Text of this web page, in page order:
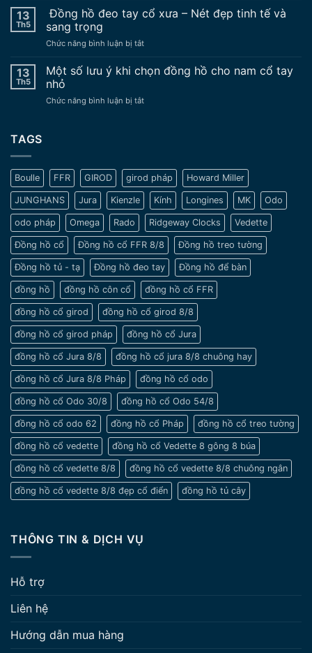
dụng
nâng
chế
hồ
Mido
tay
Vẻ
Đẹp
Tồn
13
Th5
Đồng hồ đeo tay cổ xưa – Nét đẹp tinh tế và
sang trọng
Chức năng bình luận bị tắtở
đeo
cổ
tế
và
sang
trọng
13
Th5
Một số lưu ý khi chọn đồng hồ cho nam cổ tay
nhỏ
Chức năng bình luận bị tắtở
chọn
đồng
hồ
cho
nam
cổ
tay
nhỏ
TAGS
Boulle FFR GIROD girod pháp Howard Miller
JUNGHANS Jura Kienzle Kính Longines MK Odo
odo pháp Omega Rado Ridgeway Clocks Vedette
Đồng hồ cổ Đồng hồ cổ FFR 8/8 Đồng hồ treo tường
Đồng hồ tủ - tạ Đồng hồ đeo tay Đồng hồ để bàn
đồng hồ đồng hồ côn cổ đồng hồ cổ FFR
đồng hồ cổ girod đồng hồ cổ girod 8/8
đồng hồ cổ girod pháp đồng hồ cổ Jura
đồng hồ cổ Jura 8/8 đồng hồ cổ jura 8/8 chuông hay
đồng hồ cổ Jura 8/8 Pháp đồng hồ cổ odo
đồng hồ cổ Odo 30/8 đồng hồ cổ Odo 54/8
đồng hồ cổ odo 62 đồng hồ cổ Pháp đồng hồ cổ treo tường
đồng hồ cổ vedette đồng hồ cổ Vedette 8 gông 8 búa
đồng hồ cổ vedette 8/8 đồng hồ cổ vedette 8/8 chuông ngân
đồng hồ cổ vedette 8/8 đẹp cổ điển đồng hồ tủ cây
THÔNG TIN & DỊCH VỤ
Hỗ trợ
Liên hệ
Hướng dẫn mua hàng